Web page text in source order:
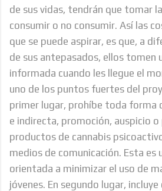
de sus vidas, tendrán que tomar
consumir o no consumir. Así las
que se puede aspirar, es que, a
de sus antepasados, ellos tomen
informada cuando les llegue el
uno de los puntos fuertes del
primer lugar, prohíbe toda forma
e indirecta, promoción, auspicio
productos de cannabis
medios de comunicación. Esta es
orientada a minimizar el uso de
jóvenes. En segundo lugar,